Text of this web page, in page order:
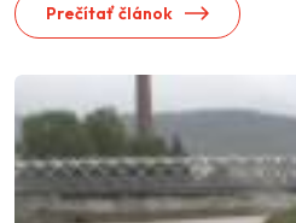
Prečítať článok